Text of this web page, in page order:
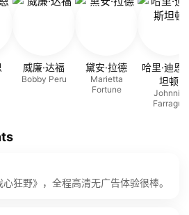
威廉·达福
Bobby Peru
黛安·拉德
Marietta
Fortune
哈里·迪恩
坦顿
Johnnie
Farragut
狂野》，全程高清无广告体验很棒。